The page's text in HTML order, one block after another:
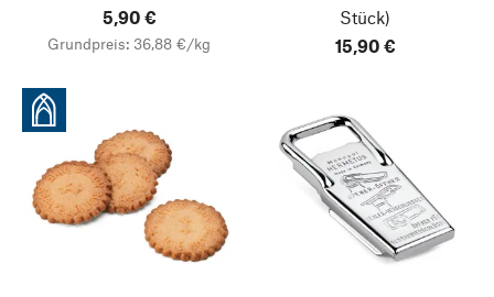
5,90 €
Grundpreis: 36,88 €/kg
Stück)
15,90 €